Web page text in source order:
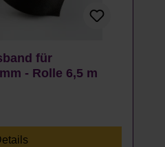
für
- Rolle 6,5 m